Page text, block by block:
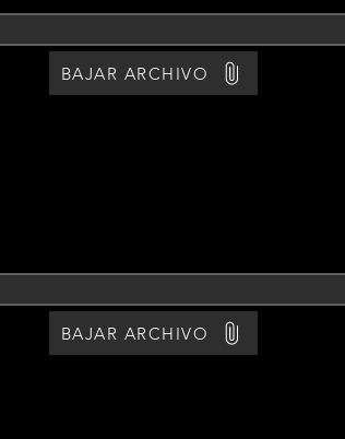
BAJAR ARCHIVO
BAJAR ARCHIVO